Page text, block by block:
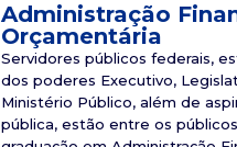
Administração
Orçamentária
Servidores públicos federais,
dos poderes Executivo,
Ministério Público, além de
pública, estão entre os